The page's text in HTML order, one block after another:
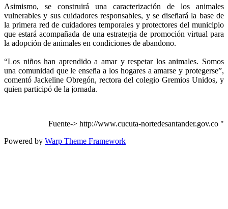
Asimismo, se construirá una caracterización de los animales
vulnerables y sus cuidadores responsables, y se diseñará la base de
la primera red de cuidadores temporales y protectores del municipio
que estará acompañada de una estrategia de promoción virtual para
la adopción de animales en condiciones de abandono.
“Los niños han aprendido a amar y respetar los animales. Somos
una comunidad que le enseña a los hogares a amarse y protegerse”,
comentó Jackeline Obregón, rectora del colegio Gremios Unidos, y
quien participó de la jornada.
Fuente-> http://www.cucuta-nortedesantander.gov.co "
Powered by Warp Theme Framework